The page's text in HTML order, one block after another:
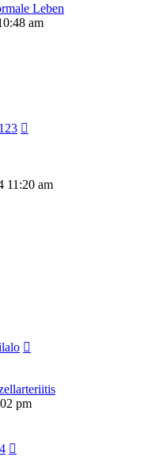
Leben
am
11:20 am
pm